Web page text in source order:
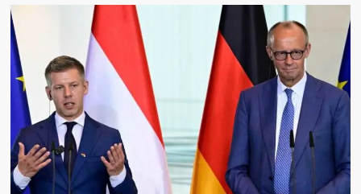
e
on
24
óra
a
Hajdú
Gábor
teljes